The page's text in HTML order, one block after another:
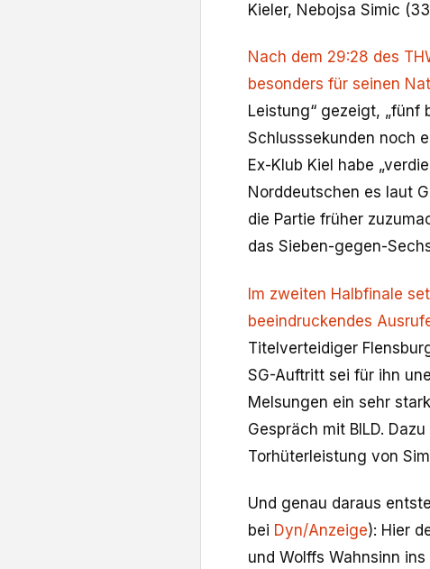
Kieler, Nebojsa Simic
Nach dem 29:28 des
besonders für seinen
Leistung“ gezeigt, „fünf
Schlusssekunden noch
Ex-Klub Kiel habe
Norddeutschen es laut
die Partie früher
das Sieben-gegen-
Im zweiten Halbfinale
beeindruckendes
Titelverteidiger
SG-Auftritt sei für ihn
Melsungen ein sehr
Gespräch mit BILD.
Torhüterleistung von
Und genau daraus
bei Dyn/Anzeige): Hier
und Wolffs Wahnsinn